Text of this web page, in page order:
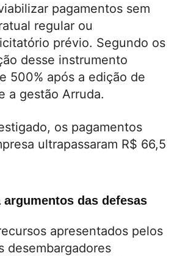
pagamentos sem
regular ou
prévio. Segundo os
desse instrumento
500% após a edição de
a gestão Arruda.
os pagamentos
ultrapassaram R$ 66,5
das defesas
apresentados pelos
desembargadores